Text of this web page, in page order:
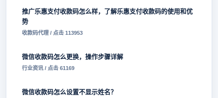
推广乐惠支付收款码怎么样，了解乐惠支付收款码的使用和优
势
收款码代理 / 点击 113953
微信收款码怎么更换，操作步骤详解
行业资讯 / 点击 61169
微信收款码怎么设置不显示姓名？